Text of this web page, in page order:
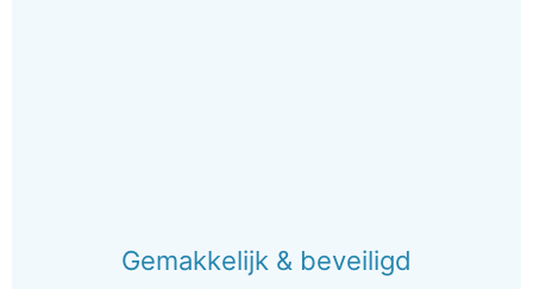
Gemakkelijk & beveiligd